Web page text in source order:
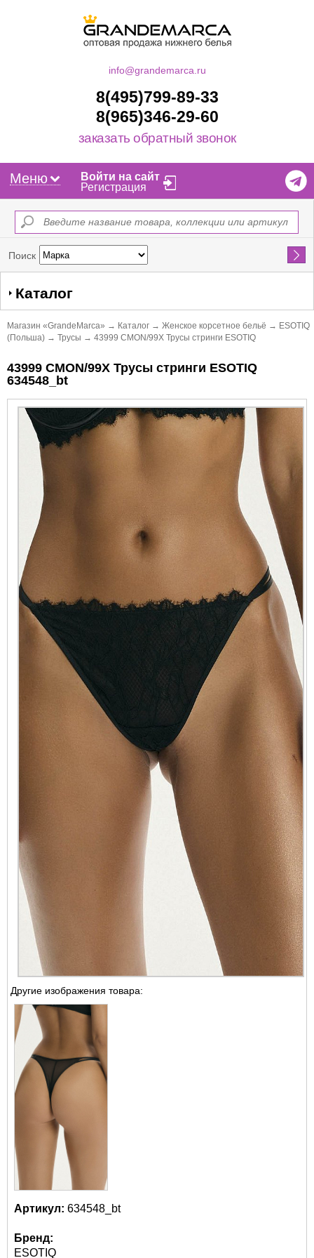
info@grandemarca.ru
8(495)799-89-33
8(965)346-29-60
заказать обратный звонок
Меню
Войти на сайт
Регистрация
Поиск Найти
Каталог
Магазин «GrandeMarca» → Каталог → Женское корсетное бельё → ESOTIQ
(Польша) → Трусы → 43999 CMON/99X Трусы стринги ESOTIQ
43999 CMON/99X Трусы стринги ESOTIQ
634548_bt
Другие изображения товара:
Артикул: 634548_bt
Бренд:
ESOTIQ